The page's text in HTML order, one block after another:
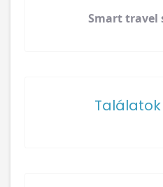
Smart travel